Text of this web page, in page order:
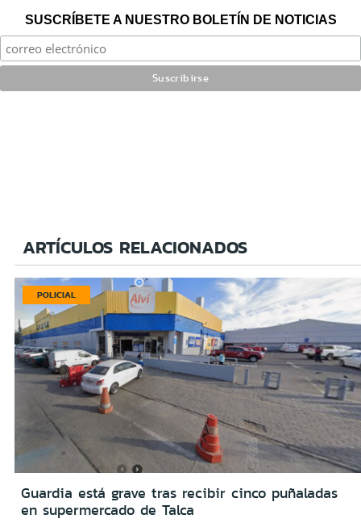
SUSCRÍBETE A NUESTRO BOLETÍN DE NOTICIAS
ARTÍCULOS RELACIONADOS
POLICIAL
Guardia está grave tras recibir cinco puñaladas
en supermercado de Talca